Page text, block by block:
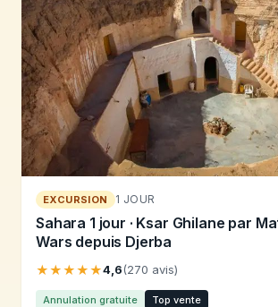
EXCURSION 1 JOUR
Sahara 1 jour · Ksar Ghilane par
Wars depuis Djerba
★★★★★4,6(270 avis)
Annulation gratuite Top vente